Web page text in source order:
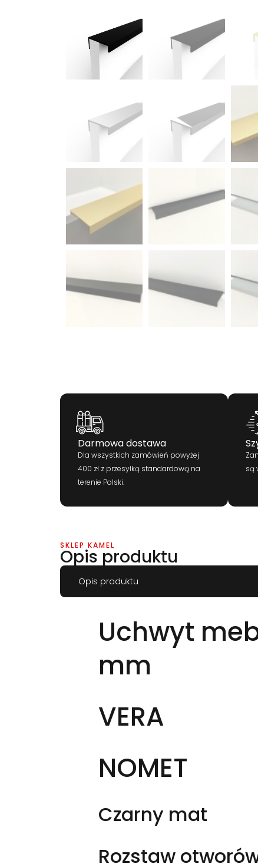
Darmowa dostawa
Dla wszystkich zamówień powyżej
400 zł z przesyłką standardową na
terenie Polski.
są
SKLEP KAMEL
Opis produktu
Opis produktu
Uchwyt
mm
VERA
NOMET
Czarny mat
Rozstaw